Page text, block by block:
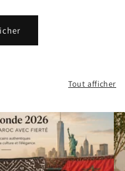
Tout afficher